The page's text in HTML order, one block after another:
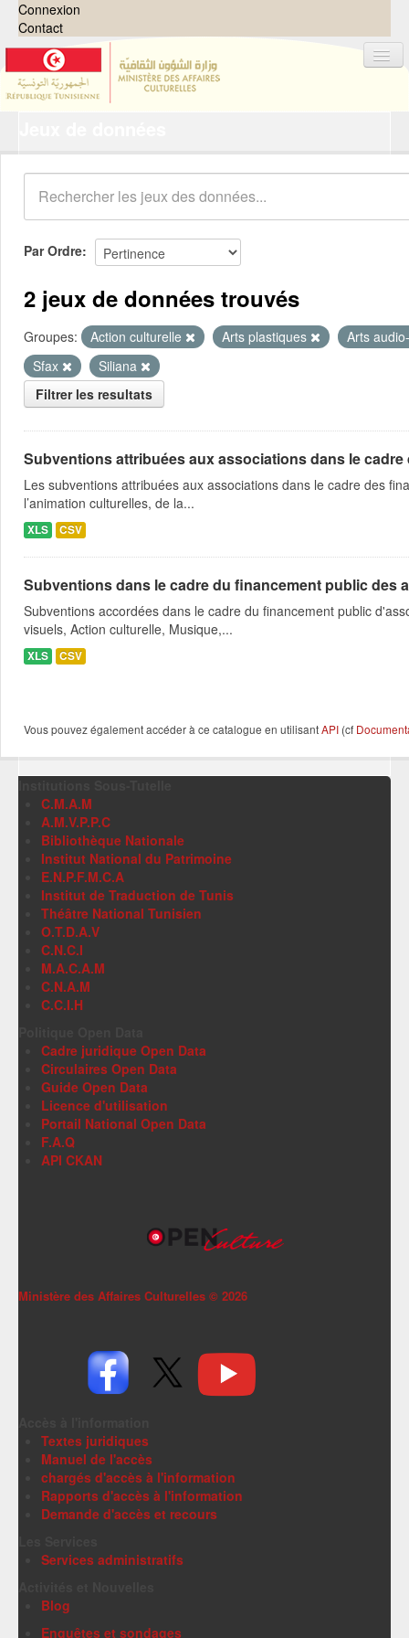
Connexion
Contact
Organisations
Groupes
Demandes 0
À propos
Par Ordre
2 jeux de données trouvés
Groupes: Action culturelle Arts plastiques
Arts
Sfax
Siliana
Filtrer les resultats
Subventions attribuées aux associations dans le
Les subventions attribuées aux associations dans le cadre des
l’animation culturelles, de la...
XLS CSV
Subventions dans le cadre du financement public des
Subventions accordées dans le cadre du financement public
visuels, Action culturelle, Musique,...
XLS CSV
Vous pouvez également accéder à ce catalogue en utilisantAPI (cf
C.M.A.M
A.M.V.P.P.C
Bibliothèque Nationale
Institut National du Patrimoine
E.N.P.F.M.C.A
Institut de Traduction de Tunis
Théâtre National Tunisien
O.T.D.A.V
C.N.C.I
M.A.C.A.M
C.N.A.M
C.C.I.H
Cadre juridique Open Data
Circulaires Open Data
Guide Open Data
Licence d'utilisation
Portail National Open Data
F.A.Q
API CKAN
Ministère des Affaires Culturelles © 2026
Textes juridiques
Manuel de l'accès
chargés d'accès à l'information
Rapports d'accès à l'information
Demande d'accès et recours
Services administratifs
Blog
Enquêtes et sondages